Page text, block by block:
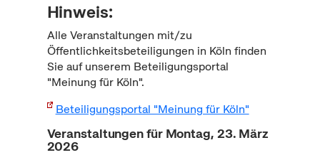
Hinweis:
Alle Veranstaltungen mit/zu
Öffentlichkeitsbeteiligungen in Köln finden
Sie auf unserem Beteiligungsportal
"Meinung für Köln".
Beteiligungsportal "Meinung für Köln"
Veranstaltungen für Montag, 23. März
2026